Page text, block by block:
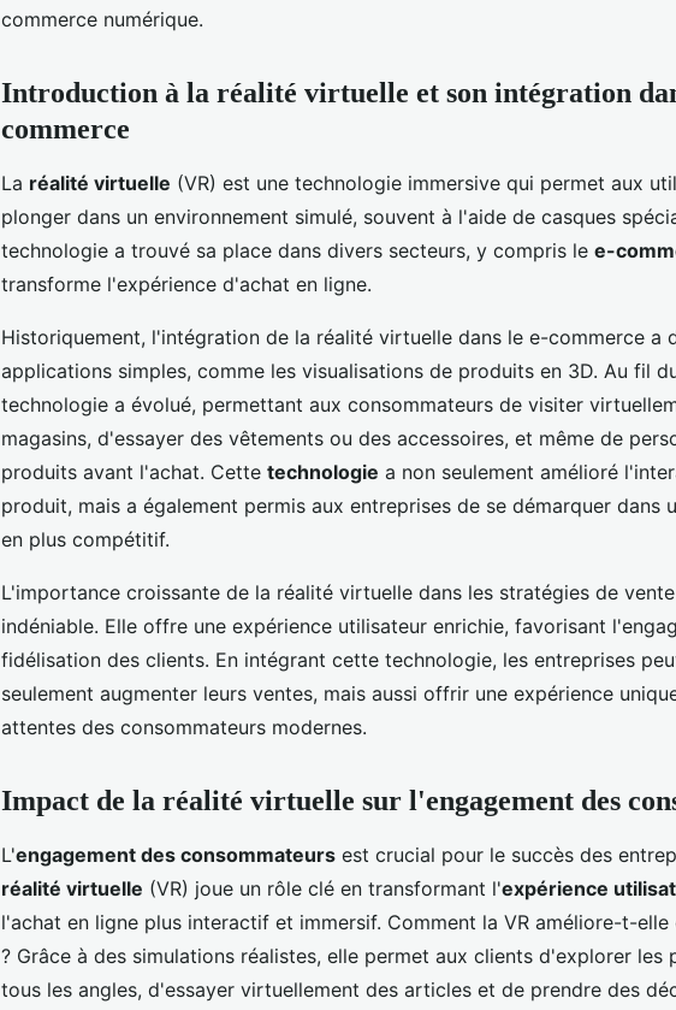
commerce numérique.
Introduction à la réalité virtuelle et son intégration
commerce
La réalité virtuelle (VR) est une technologie immersive qui permet aux
plonger dans un environnement simulé, souvent à l'aide de casques
technologie a trouvé sa place dans divers secteurs, y compris le e-
transforme l'expérience d'achat en ligne.
Historiquement, l'intégration de la réalité virtuelle dans le e-commerce a
applications simples, comme les visualisations de produits en 3D. Au fil
technologie a évolué, permettant aux consommateurs de visiter
magasins, d'essayer des vêtements ou des accessoires, et même de
produits avant l'achat. Cette technologie a non seulement amélioré
produit, mais a également permis aux entreprises de se démarquer dans
en plus compétitif.
L'importance croissante de la réalité virtuelle dans les stratégies de
indéniable. Elle offre une expérience utilisateur enrichie, favorisant
fidélisation des clients. En intégrant cette technologie, les entreprises
seulement augmenter leurs ventes, mais aussi offrir une expérience
attentes des consommateurs modernes.
Impact de la réalité virtuelle sur l'engagement des
L'engagement des consommateurs est crucial pour le succès des
réalité virtuelle (VR) joue un rôle clé en transformant l'expérience
l'achat en ligne plus interactif et immersif. Comment la VR améliore-t-
? Grâce à des simulations réalistes, elle permet aux clients d'explorer les
tous les angles, d'essayer virtuellement des articles et de prendre des